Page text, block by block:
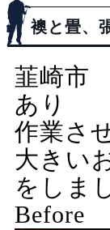
襖と畳、
韮崎市
あり
作業さ
大きい
をしま
Before